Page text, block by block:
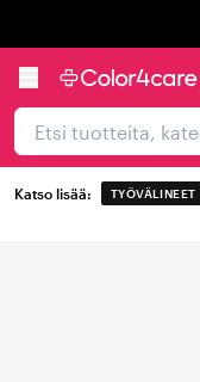
Katso lisää: TYÖVÄLINEET